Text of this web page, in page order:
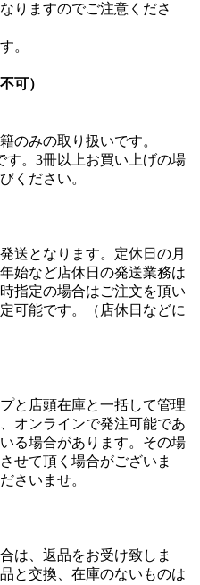
りますのでご注意くださ
。
可）
のみの取り扱いです。
す。3冊以上お買い上げの場
ください。
送となります。定休日の月
始など店休日の発送業務は
指定の場合はご注文を頂い
可能です。（店休日などに
と店頭在庫と一括して管理
オンラインで発注可能であ
る場合があります。その場
せて頂く場合がございま
さいませ。
は、返品をお受け致しま
と交換、在庫のないものは